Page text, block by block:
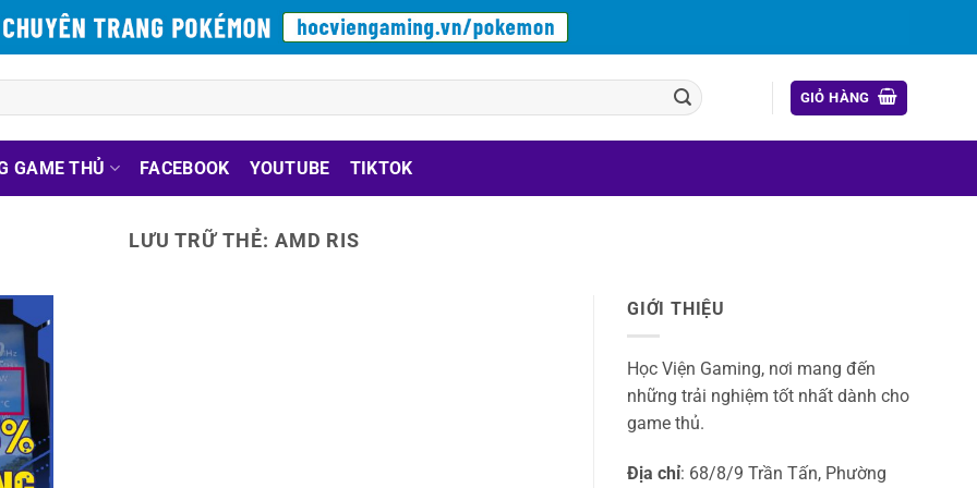
GIỎ HÀNG
GAME THỦ FACEBOOK YOUTUBE TIKTOK
LƯU TRỮ THẺ: AMD RIS
GIỚI THIỆU
Học Viện Gaming, nơi mang đến
những trải nghiệm tốt nhất dành cho
game thủ.
Địa chỉ: 68/8/9 Trần Tấn, Phường